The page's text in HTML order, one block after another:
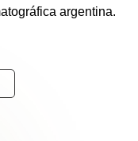
argentina.